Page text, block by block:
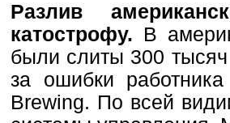
Разлив
катострофу. В
были слиты 300
за ошибки
Brewing. По всей